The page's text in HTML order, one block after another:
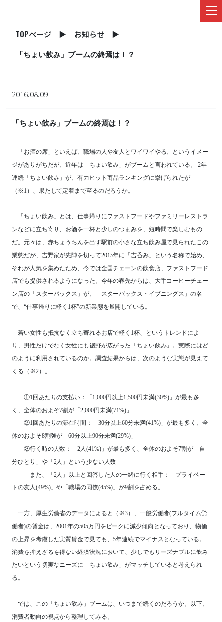
TOPページ ▶ お知らせ ▶
「ちょい飲み」ブームの終焉は！？
2016.08.09
「ちょい飲み」ブームの終焉は！？
「お酒の席」といえば、職場の人や友人とワイワイやる、というイメー
ジがありがちだが、近年は「ちょい飲み」がブームと言われている。 2年
連続「ちょい飲み」が、有力ヒット商品ランキングに挙げられたが
（※1）、果たして定着まで至るのだろうか。
「ちょい飲み」とは、仕事帰りにファストフードやファミリーレストラ
ンなどに立ち寄り、お酒を一杯と少しのつまみを、短時間で楽しむもの
だ。元々は、赤ちょうちんを出す駅前の小さな立ち飲み屋で見られたこの
業態だが、吉野家が先陣を切って2015年に「吉呑み」という名称で始め、
それが人気を集めたため、今では全国チェーンの飲食店、ファストフード
店でも提供されるようになった。今年の春先からは、大手コーヒーチェー
ン店の「スターバックス」が、「スターバックス・イブニングス」の名
で、“仕事帰りに軽く1杯”の新業態を展開している。
若い女性も抵抗なく立ち寄れるお店で軽く1杯、というトレンドによ
り、男性だけでなく女性にも裾野が広がった「ちょい飲み」。実際にはど
のように利用されているのか。調査結果からは、次のような実態が見えて
くる（※2）。
①1回あたりの支払い：「1,000円以上1,500円未満(30%)」が最も多
く、全体のおよそ7割が「2,000円未満(71%)」
②1回あたりの滞在時間：「30分以上60分未満(41%)」が最も多く、全
体のおよそ8割強が「60分以上90分未満(29%)」
③行く時の人数：「2人(41%)」が最も多く、全体のおよそ7割が「自
分ひとり」や「2人」という少ない人数
また、「2人」以上と回答した人の一緒に行く相手：「プライベー
トの友人(49%)」や「職場の同僚(45%)」が9割を占める。
一方、厚生労働省のデータによると（※3）、一般労働者(フルタイム労
働者)の賃金は、2001年の505万円をピークに減少傾向となっており、物価
の上昇を考慮した実質賃金で見ても、5年連続でマイナスとなっている。
消費を抑えざるを得ない経済状況において、少しでもリーズナブルに飲み
たいという切実なニーズに「ちょい飲み」がマッチしていると考えられ
る。
では、この「ちょい飲み」ブームは、いつまで続くのだろうか。以下、
消費者動向の視点から整理してみる。